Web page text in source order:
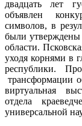
двадцать лет
объявлен
символов, в
были утверждены
области.
уходя корнями в
республики.
трансформации
виртуальная
отдела
универсальной